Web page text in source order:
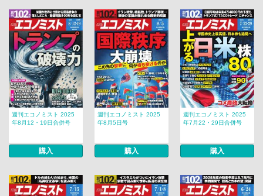
週刊エコノミスト 2025
年8月12・19日合併号
購入
週刊エコノミスト 2025
年8月5日号
購入
週刊エコノミスト 2025
年7月22・29日合併号
購入